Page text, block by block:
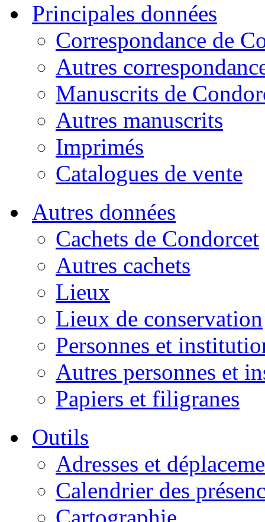
Principales données
Correspondance de
Autres
Manuscrits de
Autres manuscrits
Imprimés
Catalogues de vente
Autres données
Cachets de Condorcet
Autres cachets
Lieux
Lieux de conservation
Personnes et
Autres personnes et
Papiers et filigranes
Outils
Adresses et
Calendrier des